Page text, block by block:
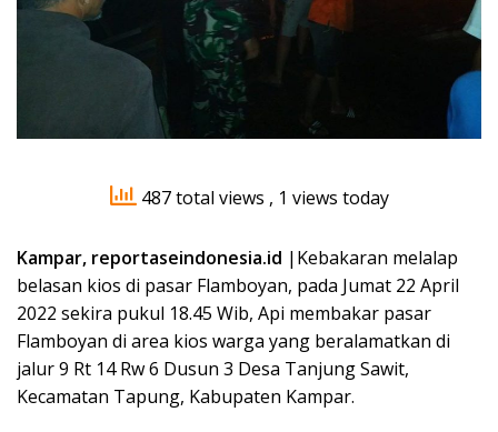
487 total views , 1 views today
Kampar, reportaseindonesia.id |Kebakaran melalap
belasan kios di pasar Flamboyan, pada Jumat 22 April
2022 sekira pukul 18.45 Wib, Api membakar pasar
Flamboyan di area kios warga yang beralamatkan di
jalur 9 Rt 14 Rw 6 Dusun 3 Desa Tanjung Sawit,
Kecamatan Tapung, Kabupaten Kampar.